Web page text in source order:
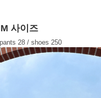
사이즈
28 / shoes 250